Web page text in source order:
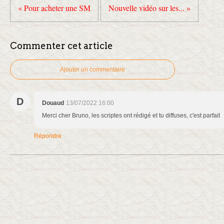
« Pour acheter une SM Nouvelle vidéo sur les... »
Commenter cet article
Ajouter un commentaire
D Douaud 13/07/2022 16:00
Merci cher Bruno, les scriptes ont rédigé et tu diffuses, c'est parfait
Répondre